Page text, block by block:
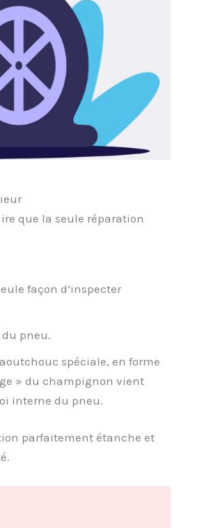
que la seule réparation
façon d’inspecter
du pneu.
spéciale, en forme
» du champignon vient
interne du pneu.
parfaitement étanche et